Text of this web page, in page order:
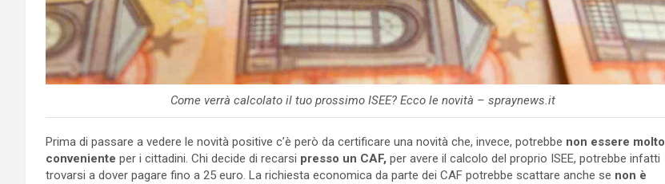
Come verrà calcolato il tuo prossimo ISEE? Ecco le novità – spraynews.it
Prima di passare a vedere le novità positive c’è però da certificare una novità che, invece, potrebbe non essere molto
conveniente per i cittadini. Chi decide di recarsi presso un CAF, per avere il calcolo del proprio ISEE, potrebbe infatti
trovarsi a dover pagare fino a 25 euro. La richiesta economica da parte dei CAF potrebbe scattare anche se non è